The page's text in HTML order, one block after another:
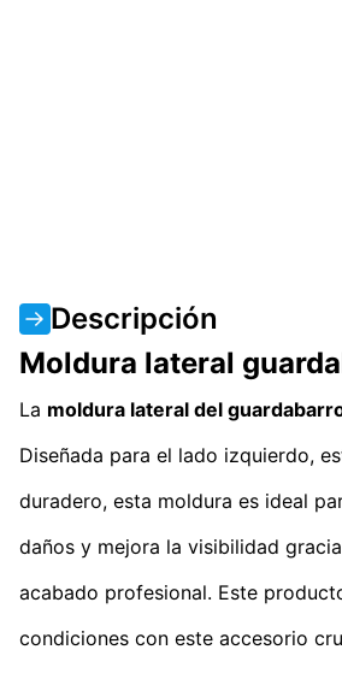
Descripción
Moldura lateral
La moldura lateral del
Diseñada para el lado izquierdo,
duradero, esta moldura es ideal
daños y mejora la visibilidad
acabado profesional. Este
condiciones con este accesorio